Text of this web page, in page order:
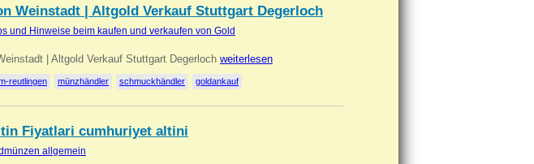
Weinstadt | Altgold Verkauf Stuttgart Degerloch
und Hinweise beim kaufen und verkaufen von Gold
| Altgold Verkauf Stuttgart Degerloch weiterlesen
reutlingen münzhändler schmuckhändler goldankauf
Fiyatlari cumhuriyet altini
allgemein